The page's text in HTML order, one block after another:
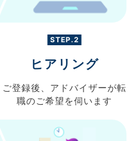
STEP.2
ヒアリング
ご登録後、 アドバイザーが転
職のご希望を伺います